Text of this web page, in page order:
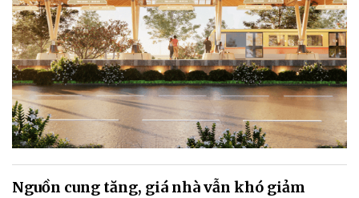
Nguồn cung tăng, giá nhà vẫn khó giảm